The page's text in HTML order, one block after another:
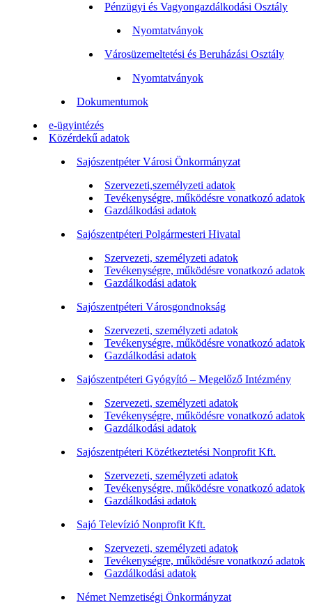
Pénzügyi és Vagyongazdálkodási Osztály
Nyomtatványok
Városüzemeltetési és Beruházási Osztály
Nyomtatványok
Dokumentumok
e-ügyintézés
Közérdekű adatok
Sajószentpéter Városi Önkormányzat
Szervezeti,személyzeti adatok
Tevékenységre, működésre vonatkozó adatok
Gazdálkodási adatok
Sajószentpéteri Polgármesteri Hivatal
Szervezeti, személyzeti adatok
Tevékenységre, működésre vonatkozó adatok
Gazdálkodási adatok
Sajószentpéteri Városgondnokság
Szervezeti, személyzeti adatok
Tevékenységre, működésre vonatkozó adatok
Gazdálkodási adatok
Sajószentpéteri Gyógyító – Megelőző Intézmény
Szervezeti, személyzeti adatok
Tevékenységre, működésre vonatkozó adatok
Gazdálkodási adatok
Sajószentpéteri Közétkeztetési Nonprofit Kft.
Szervezeti, személyzeti adatok
Tevékenységre, működésre vonatkozó adatok
Gazdálkodási adatok
Sajó Televízió Nonprofit Kft.
Szervezeti, személyzeti adatok
Tevékenységre, működésre vonatkozó adatok
Gazdálkodási adatok
Német Nemzetiségi Önkormányzat